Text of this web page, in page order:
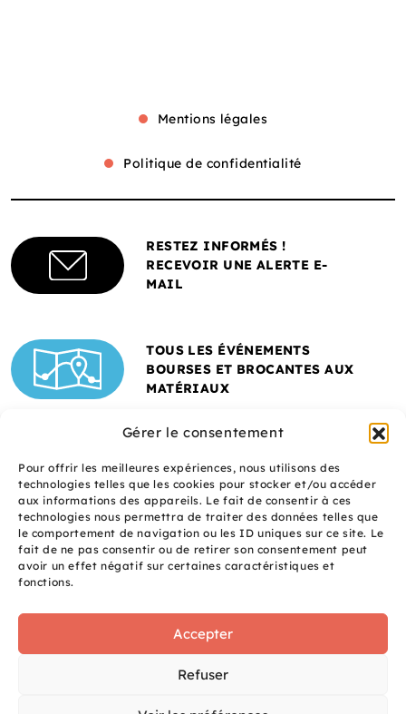
Gérer le consentement
Pour offrir les meilleures expériences, nous utilisons des
technologies telles que les cookies pour stocker et/ou accéder
aux informations des appareils. Le fait de consentir à ces
technologies nous permettra de traiter des données telles que
le comportement de navigation ou les ID uniques sur ce site. Le
fait de ne pas consentir ou de retirer son consentement peut
avoir un effet négatif sur certaines caractéristiques et
fonctions.
Accepter
Refuser
Mentions légales
Politique de confidentialité
RESTEZ INFORMÉS !
RECEVOIR UNE ALERTE E-
MAIL
TOUS LES ÉVÉNEMENTS
BOURSES ET BROCANTES AUX
MATÉRIAUX
Un site réalisé avec
siteS
é
q
uaNe